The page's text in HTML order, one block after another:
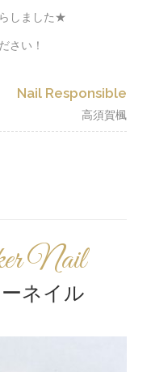
しました★
さい！
Nail Responsible
高須賀楓
Nail
ネイル